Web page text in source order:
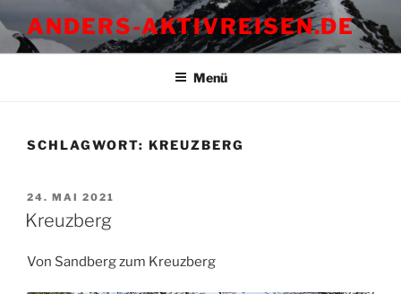
Inhalt
springen
ANDERS-AKTIVREISEN.DE
Menü
SCHLAGWORT: KREUZBERG
VERÖFFENTLICHT
AM
24. MAI 2021
Kreuzberg
Von Sandberg zum Kreuzberg